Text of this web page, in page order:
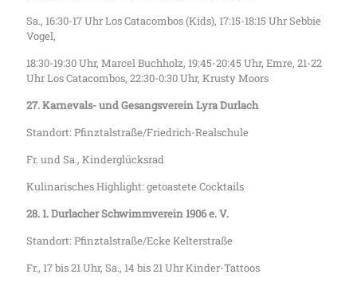
Sa., 16:30-17 Uhr Los Catacombos (Kids), 17:15-18:15 Uhr Sebbie
Vogel,
18:30-19:30 Uhr, Marcel Buchholz, 19:45-20:45 Uhr, Emre, 21-22
Uhr Los Catacombos, 22:30-0:30 Uhr, Krusty Moors
27. Karnevals- und Gesangsverein Lyra Durlach
Standort: Pfinztalstraße/Friedrich-Realschule
Fr. und Sa., Kinderglücksrad
Kulinarisches Highlight: getoastete Cocktails
28. 1. Durlacher Schwimmverein 1906 e. V.
Standort: Pfinztalstraße/Ecke Kelterstraße
Fr., 17 bis 21 Uhr, Sa., 14 bis 21 Uhr Kinder-Tattoos